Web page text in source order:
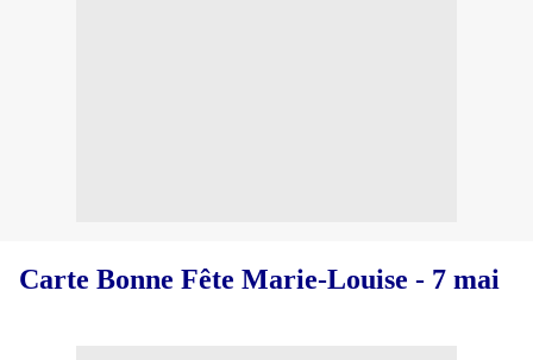
Carte Bonne Fête Marie-Louise - 7 mai